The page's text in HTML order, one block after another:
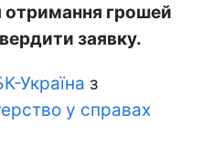
отримання грошей
заявку.
Україна з
у справах